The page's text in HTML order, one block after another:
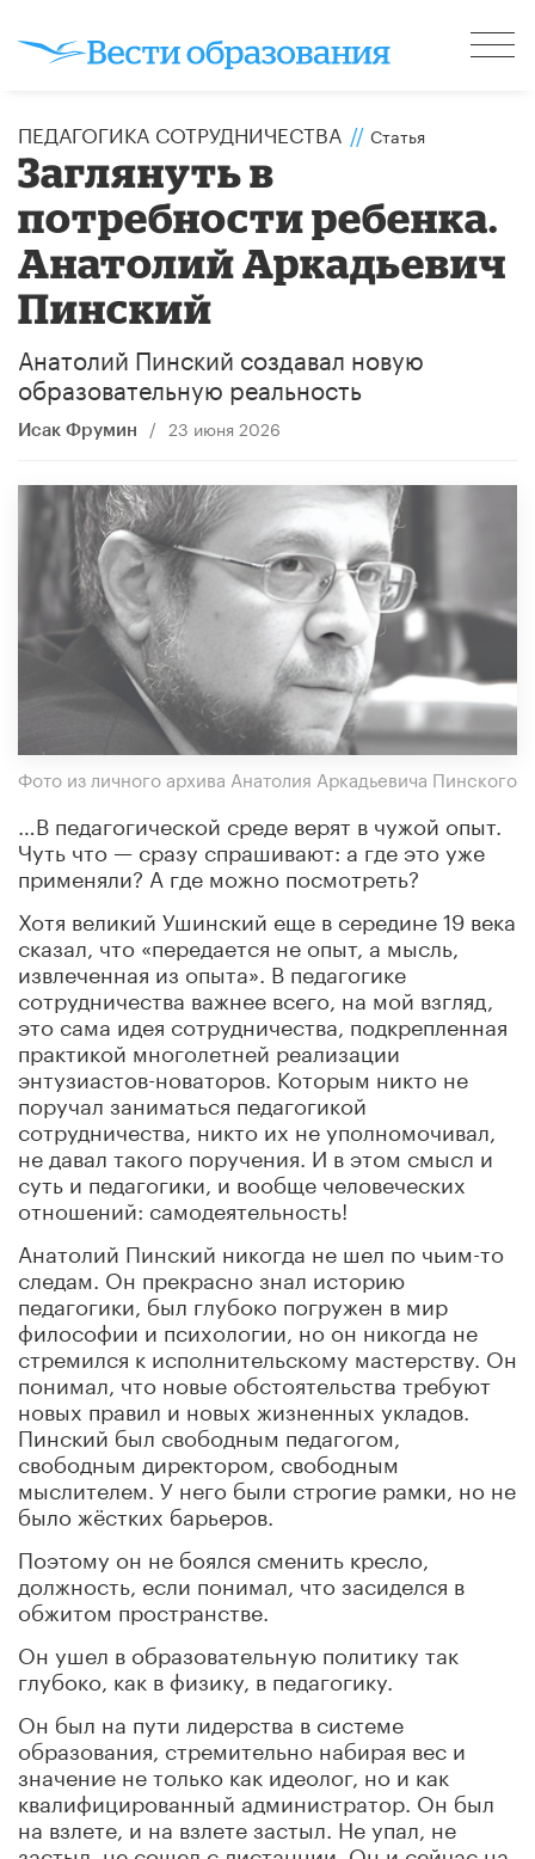
ПЕДАГОГИКА СОТРУДНИЧЕСТВА // Статья
Заглянуть в
потребности ребенка.
Анатолий Аркадьевич
Пинский
Анатолий Пинский создавал новую
образовательную реальность
Исак Фрумин / 23 июня 2026
Фото из личного архива Анатолия Аркадьевича Пинского
…В педагогической среде верят в чужой опыт.
Чуть что — сразу спрашивают: а где это уже
применяли? А где можно посмотреть?
Хотя великий Ушинский еще в середине 19 века
сказал, что «передается не опыт, а мысль,
извлеченная из опыта». В педагогике
сотрудничества важнее всего, на мой взгляд,
это сама идея сотрудничества, подкрепленная
практикой многолетней реализации
энтузиастов-новаторов. Которым никто не
поручал заниматься педагогикой
сотрудничества, никто их не уполномочивал,
не давал такого поручения. И в этом смысл и
суть и педагогики, и вообще человеческих
отношений: самодеятельность!
Анатолий Пинский никогда не шел по чьим-то
следам. Он прекрасно знал историю
педагогики, был глубоко погружен в мир
философии и психологии, но он никогда не
стремился к исполнительскому мастерству. Он
понимал, что новые обстоятельства требуют
новых правил и новых жизненных укладов.
Пинский был свободным педагогом,
свободным директором, свободным
мыслителем. У него были строгие рамки, но не
было жёстких барьеров.
Поэтому он не боялся сменить кресло,
должность, если понимал, что засиделся в
обжитом пространстве.
Он ушел в образовательную политику так
глубоко, как в физику, в педагогику.
Он был на пути лидерства в системе
образования, стремительно набирая вес и
значение не только как идеолог, но и как
квалифицированный администратор. Он был
на взлете, и на взлете застыл. Не упал, не